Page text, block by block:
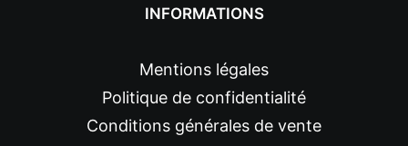
INFORMATIONS
Mentions légales
Politique de confidentialité
Conditions générales de vente